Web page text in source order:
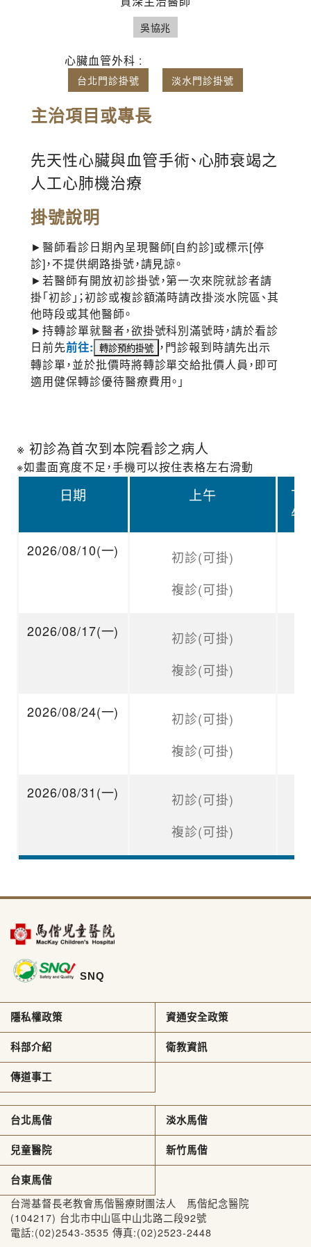
吳協兆
心臟血管外科 :
台北門診掛號 淡水門診掛號
主治項目或專長
先天性心臟與血管手術、心肺衰竭之
人工心肺機治療
掛號說明
►醫師看診日期內呈現醫師[自約診]或標示[停
診]，不提供網路掛號，請見諒。
►若醫師有開放初診掛號，第一次來院就診者請
掛「初診」；初診或複診額滿時請改掛淡水院區、其
他時段或其他醫師。
►持轉診單就醫者，欲掛號科別滿號時，請於看診
日前先前往:
，門診報到時請先出示
轉診單，並於批價時將轉診單交給批價人員，即可
適用健保轉診優待醫療費用。」
※ 初診為首次到本院看診之病人
※如畫面寬度不足，手機可以按住表格左右滑動
日期 上午
下
午
2026/08/10(一)
初診(可掛)
複診(可掛)
2026/08/17(一)
初診(可掛)
複診(可掛)
2026/08/24(一)
初診(可掛)
複診(可掛)
2026/08/31(一)
初診(可掛)
複診(可掛)
SNQ
隱私權政策 資通安全政策
科部介紹 衛教資訊
傳道事工
台北馬偕 淡水馬偕
兒童醫院 新竹馬偕
台東馬偕
台灣基督長老教會馬偕醫療財團法人 馬偕紀念醫院
(104217) 台北市中山區中山北路二段92號
電話:(02)2543-3535 傳真:(02)2523-2448